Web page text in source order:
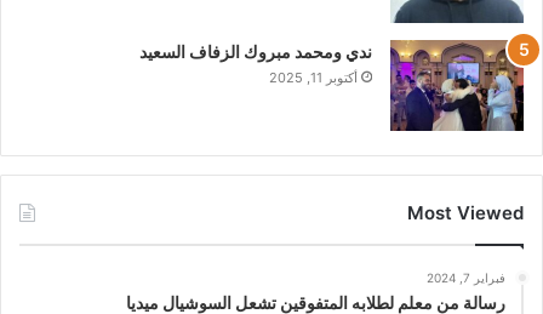
ندي ومحمد مبروك الزفاف السعيد
أكتوبر 11, 2025
Most Viewed
فبراير 7, 2024
رسالة من معلم لطلابه المتفوقين تشعل السوشيال ميديا